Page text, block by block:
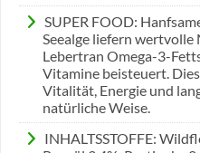
SUPER FOOD:
Seealge liefern
Lebertran Omega-3-
Vitamine beisteuert.
Vitalität, Energie und
natürliche Weise.
INHALTSSTOFFE: